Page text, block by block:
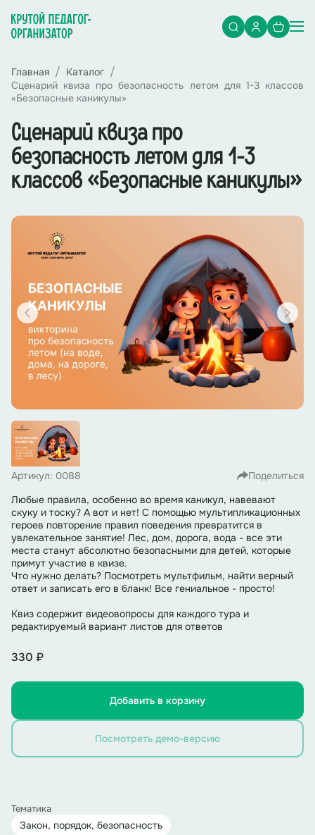
Главная
Каталог
Сценарий квиза про безопасность летом для 1-3 классов
«Безопасные каникулы»
Сценарий квиза про
безопасность летом для 1-3
классов «Безопасные каникулы»
Артикул: 0088
Поделиться
Любые правила, особенно во время каникул, навевают
скуку и тоску? А вот и нет! С помощью мультипликационных
героев повторение правил поведения превратится в
увлекательное занятие! Лес, дом, дорога, вода - все эти
места станут абсолютно безопасными для детей, которые
примут участие в квизе.
Что нужно делать? Посмотреть мультфильм, найти верный
ответ и записать его в бланк! Все гениальное - просто!
Квиз содержит видеовопросы для каждого тура и
редактируемый вариант листов для ответов
330 ₽
Добавить в корзину
Посмотреть демо-версию
Тематика
Закон, порядок, безопасность